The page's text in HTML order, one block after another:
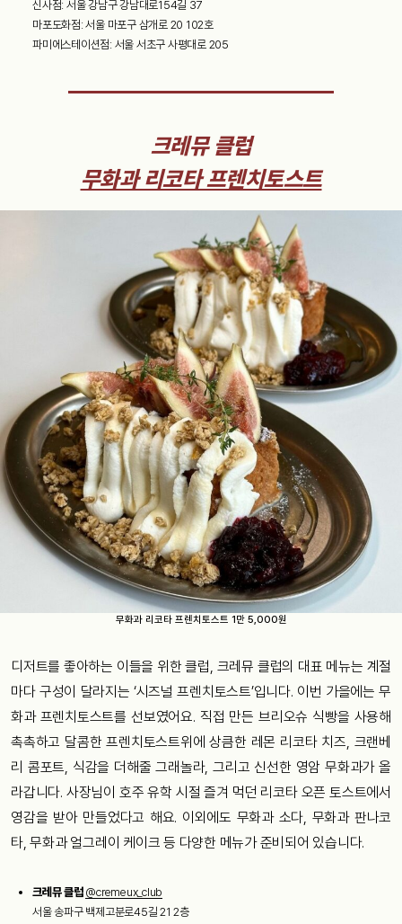
신사점: 서울 강남구 강남대로154길 37
마포도화점: 서울 마포구 삼개로 20 102호
파미에스테이션점: 서울 서초구 사평대로 205
크레뮤 클럽
무화과 리코타 프렌치토스트
무화과 리코타 프렌치토스트 1만 5,000원
디저트를 좋아하는 이들을 위한 클럽, 크레뮤 클럽의 대표 메뉴는 계절
마다 구성이 달라지는 ‘시즈널 프렌치토스트’입니다. 이번 가을에는 무
화과 프렌치토스트를 선보였어요. 직접 만든 브리오슈 식빵을 사용해
촉촉하고 달콤한 프렌치토스트위에 상큼한 레몬 리코타 치즈, 크랜베
리 콤포트, 식감을 더해줄 그래놀라, 그리고 신선한 영암 무화과가 올
라갑니다. 사장님이 호주 유학 시절 즐겨 먹던 리코타 오픈 토스트에서
영감을 받아 만들었다고 해요. 이외에도 무화과 소다, 무화과 판나코
타, 무화과 얼그레이 케이크 등 다양한 메뉴가 준비되어 있습니다.
크레뮤 클럽 @cremeux_club
서울 송파구 백제고분로45길 21 2층